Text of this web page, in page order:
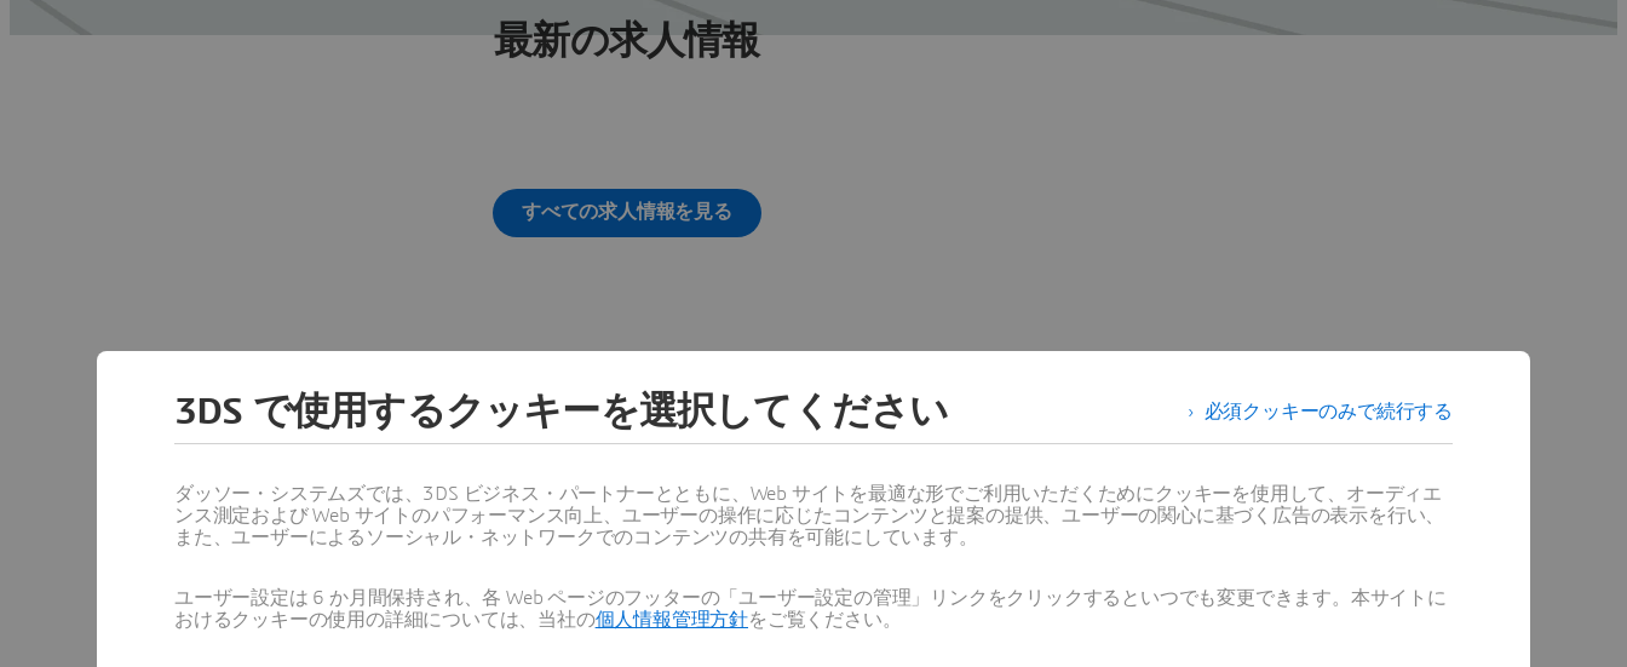
最新の求人情報
すべての求人情報を見る
その他の拠点
この国のすべての拠点を見る
必須クッキーのみで続行する
3DS で使用するクッキーを選択してください
ダッソー・システムズでは、3DS ビジネス・パートナーとともに、Web サイトを最適な形でご利用いただくためにクッキーを使用して、オーディエ
ンス測定および Web サイトのパフォーマンス向上、ユーザーの操作に応じたコンテンツと提案の提供、ユーザーの関心に基づく広告の表示を行い、
また、ユーザーによるソーシャル・ネットワークでのコンテンツの共有を可能にしています。
ユーザー設定は 6 か月間保持され、各 Web ページのフッターの「ユーザー設定の管理」リンクをクリックするといつでも変更できます。本サイトに
おけるクッキーの使用の詳細については、当社の個人情報管理方針をご覧ください。